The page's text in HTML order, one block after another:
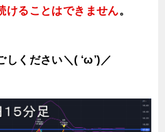
けることはできません。
しください＼( ‘ω’)／